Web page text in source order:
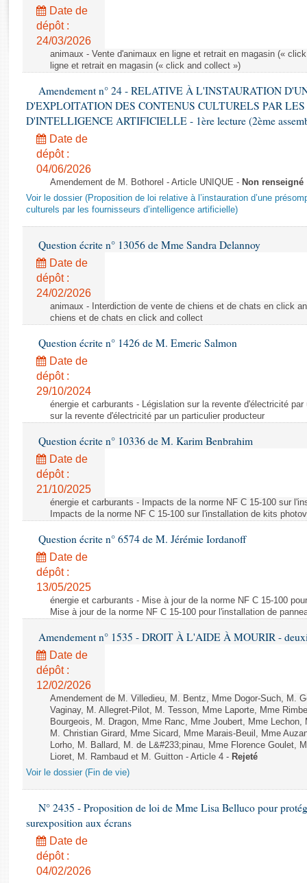
Rapports législatifs
Rapports sur l'application des lois
Baromètre de l’application des lois
Dossiers législatifs
Budget et sécurité sociale
Questions écrites et orales
Comptes rendus des débats
Date de
dépôt :
24/03/2026
animaux - Vente d'animaux en ligne et retrait en magasin («
ligne et retrait en magasin (« click and collect »)
Amendement n° 24 - RELATIVE À L'INSTAURATION
D'EXPLOITATION DES CONTENUS CULTURELS PAR LES
D'INTELLIGENCE ARTIFICIELLE - 1ère lecture (2ème
Date de
dépôt :
04/06/2026
Amendement de M. Bothorel - Article UNIQUE - Non renseigné
Voir le dossier (Proposition de loi relative à l’instauration d’une
culturels par les fournisseurs d’intelligence artificielle)
Question écrite n° 13056 de Mme Sandra Delannoy
Date de
dépôt :
24/02/2026
animaux - Interdiction de vente de chiens et de chats en click
chiens et de chats en click and collect
Question écrite n° 1426 de M. Emeric Salmon
Date de
dépôt :
29/10/2024
énergie et carburants - Législation sur la revente d'électricité
sur la revente d'électricité par un particulier producteur
Question écrite n° 10336 de M. Karim Benbrahim
Date de
dépôt :
21/10/2025
énergie et carburants - Impacts de la norme NF C 15-100 sur
Impacts de la norme NF C 15-100 sur l'installation de kits
Question écrite n° 6574 de M. Jérémie Iordanoff
Date de
dépôt :
13/05/2025
énergie et carburants - Mise à jour de la norme NF C 15-100
Mise à jour de la norme NF C 15-100 pour l'installation de
Amendement n° 1535 - DROIT À L'AIDE À MOURIR -
Date de
dépôt :
12/02/2026
Amendement de M. Villedieu, M. Bentz, Mme Dogor-Such, M.
Vaginay, M. Allegret-Pilot, M. Tesson, Mme Laporte, Mme
Bourgeois, M. Dragon, Mme Ranc, Mme Joubert, Mme
M. Christian Girard, Mme Sicard, Mme Marais-Beuil, Mme
Lorho, M. Ballard, M. de L&#233;pinau, Mme Florence Goulet,
Lioret, M. Rambaud et M. Guitton - Article 4 - Rejeté
Voir le dossier (Fin de vie)
N° 2435 - Proposition de loi de Mme Lisa Belluco pour
surexposition aux écrans
Date de
dépôt :
04/02/2026